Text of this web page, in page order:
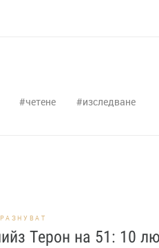
четене изследване
Терон на 51: 10